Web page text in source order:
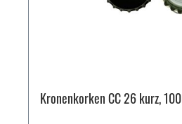
Kronenkorken CC 26 kurz,